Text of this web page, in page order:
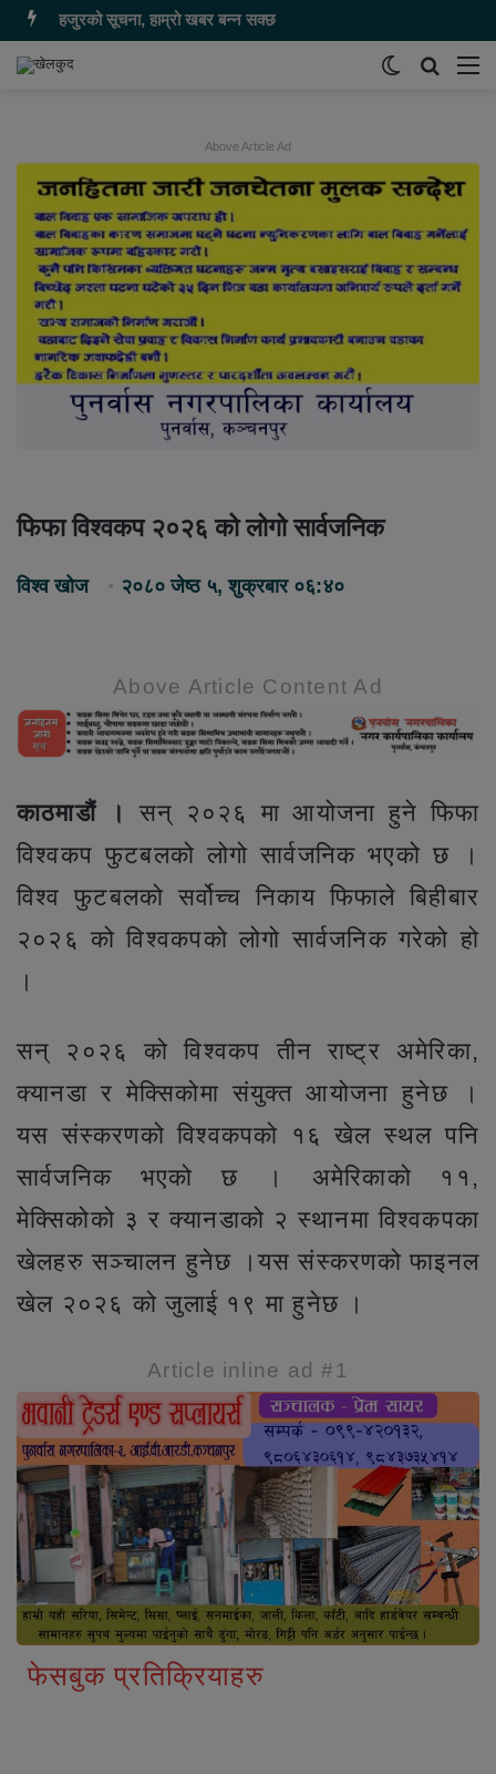
हजुरको सूचना, हाम्रो खबर बन्न सक्छ
समाचार
Switch
Above Article Ad
फिफा विश्वकप २०२६ को लोगो सार्वजनिक
विश्व खोज २०८० जेष्ठ ५, शुक्रबार ०६:४०
Above Article Content Ad
काठमाडौं ।
सन् २०२६ मा आयोजना हुने फिफा
विश्वकप फुटबलको लोगो सार्वजनिक भएको छ ।
विश्व फुटबलको सर्वोच्च निकाय फिफाले बिहीबार
२०२६ को विश्वकपको लोगो सार्वजनिक गरेको हो
।
सन् २०२६ को विश्वकप तीन राष्ट्र अमेरिका,
क्यानडा र मेक्सिकोमा संयुक्त आयोजना हुनेछ ।
यस संस्करणको विश्वकपको १६ खेल स्थल पनि
सार्वजनिक भएको छ । अमेरिकाको ११,
मेक्सिकोको ३ र क्यानडाको २ स्थानमा विश्वकपका
खेलहरु सञ्चालन हुनेछ ।यस संस्करणको फाइनल
खेल २०२६ को जुलाई १९ मा हुनेछ ।
Article inline ad #1
फेसबुक प्रतिक्रियाहरु